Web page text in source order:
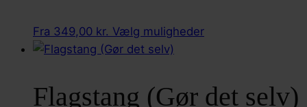
Fra 349,00 kr. Vælg mulighederDette
flere
varianter.
Flagstang (Gør det selv)